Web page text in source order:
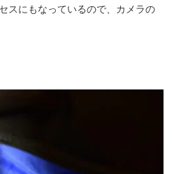
スにもなっているので、カメラの